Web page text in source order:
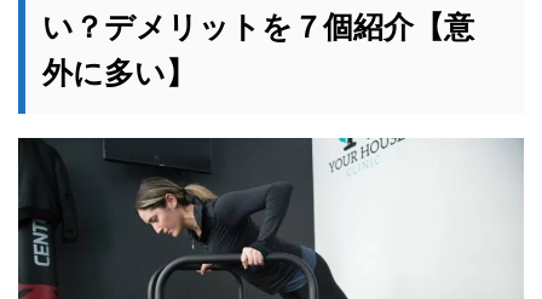
い？デメリットを７個紹介【意
外に多い】